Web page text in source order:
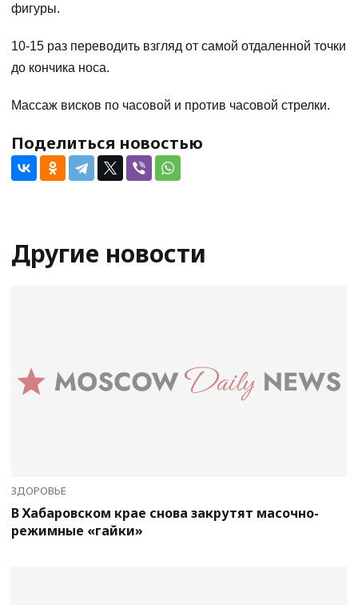
фигуры.
10-15 раз переводить взгляд от самой отдаленной точки
до кончика носа.
Массаж висков по часовой и против часовой стрелки.
Поделиться новостью
Другие новости
ЗДОРОВЬЕ
В Хабаровском крае снова закрутят масочно-
режимные «гайки»